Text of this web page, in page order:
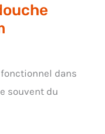
dans
souvent du